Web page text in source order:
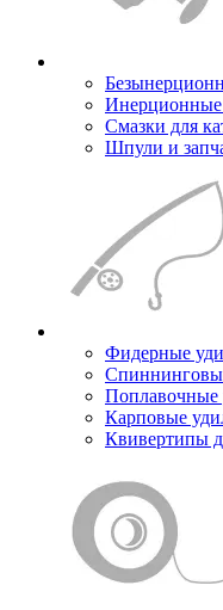
Смазки для
Шпули и
Фидерные
Поплавочные
Карповые
Квивертипы